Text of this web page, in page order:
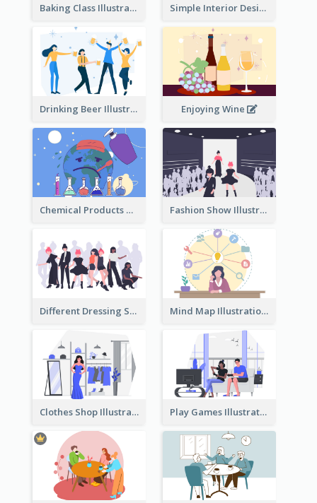
Baking Class Illustration Simple Interior Design
Drinking Beer Illustration Enjoying Wine
Chemical Products Hazarding The Earth Illustration Fashion Show Illustration
Different Dressing Style Illustration Mind Map Illustration
Clothes Shop Illustration Play Games Illustration